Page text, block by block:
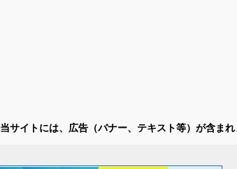
当サイトには、広告（バナー、テキスト等）が含ま